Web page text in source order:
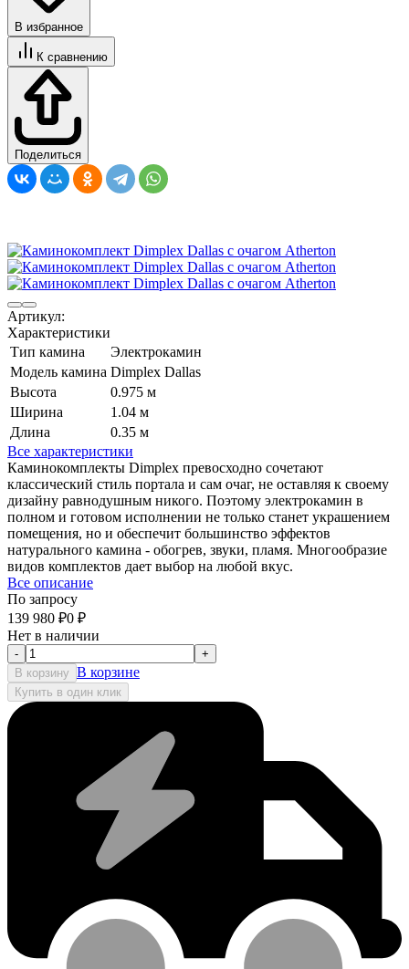
В избранное
К сравнению
Поделиться
Артикул:
Характеристики
Тип камина
Электрокамин
Модель камина Dimplex Dallas
Высота
0.975 м
Ширина
1.04 м
Длина
0.35 м
Все характеристики
Каминокомплекты Dimplex превосходно сочетают
классический стиль портала и сам очаг, не оставляя к своему
дизайну равнодушным никого. Поэтому электрокамин в
полном и готовом исполнении не только станет украшением
помещения, но и обеспечит большинство эффектов
натурального камина - обогрев, звуки, пламя. Многообразие
видов комплектов дает выбор на любой вкус.
Все описание
По запросу
139 980 ₽0 ₽
Нет в наличии
-
+
В корзину В корзине
Купить в один клик